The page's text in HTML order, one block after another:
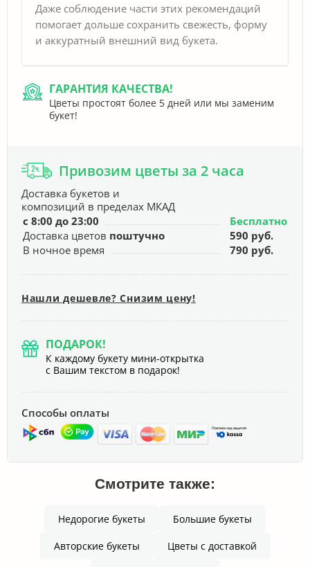
Даже соблюдение части этих рекомендаций
помогает дольше сохранить свежесть, форму
и аккуратный внешний вид букета.
ГАРАНТИЯ КАЧЕСТВА!
Цветы простоят более 5 дней или мы заменим
букет!
Привозим цветы за 2 часа
Доставка букетов и
композиций в пределах МКАД
с 8:00 до 23:00
Бесплатно
Доставка цветов поштучно
590 руб.
В ночное время
790 руб.
Нашли дешевле? Снизим цену!
ПОДАРОК!
К каждому букету мини-открытка
с Вашим текстом в подарок!
Способы оплаты
Смотрите также:
Недорогие букеты Большие букеты
Авторские букеты Цветы с доставкой